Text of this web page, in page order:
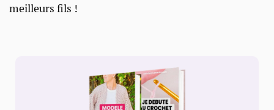
meilleurs fils !